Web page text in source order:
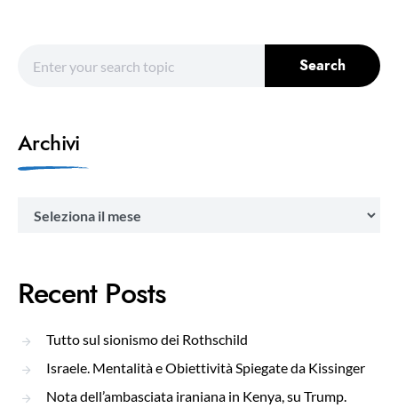
Search
Archivi
Recent Posts
Tutto sul sionismo dei Rothschild
Israele. Mentalità e Obiettività Spiegate da Kissinger
Nota dell’ambasciata iraniana in Kenya, su Trump.